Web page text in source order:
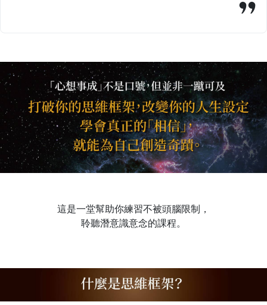
這是一堂幫助你練習不被頭腦限制，
聆聽潛意識意念的課程。